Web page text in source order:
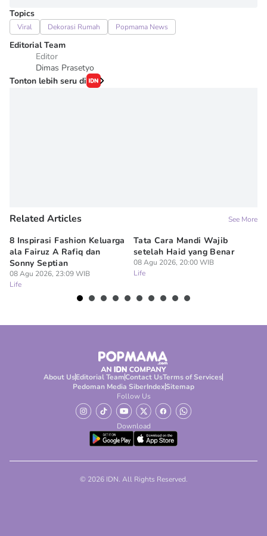
Topics
Viral Dekorasi Rumah Popmama News
Editorial Team
Editor
Dimas Prasetyo
Tonton lebih seru di
Related Articles See More
8 Inspirasi Fashion Keluarga
ala Fairuz A Rafiq dan
Sonny Septian
08 Agu 2026, 23:09 WIB
Life
Tata Cara Mandi Wajib
setelah Haid yang Benar
08 Agu 2026, 20:00 WIB
Life
About UsEditorial TeamContact UsTerms of Services
Pedoman Media SiberIndexSitemap
Follow Us
Download
© 2026 IDN. All Rights Reserved.